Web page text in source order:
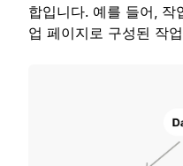
합입니다. 예를 들어,
업 페이지로 구성된 작